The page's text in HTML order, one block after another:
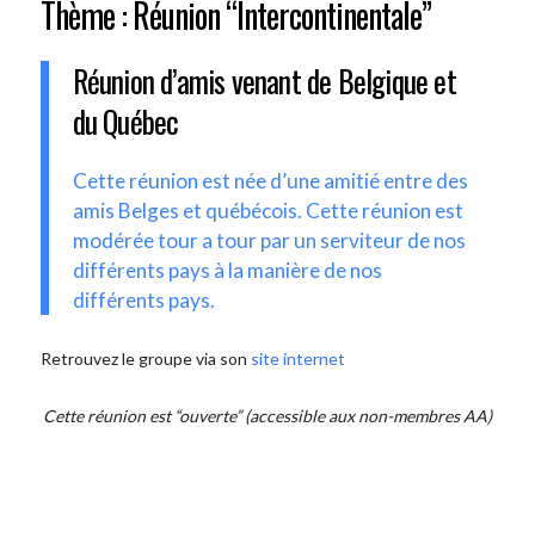
Thème : Réunion “Intercontinentale”
Réunion d’amis venant de Belgique et
du Québec
Cette réunion est née d’une amitié entre des
amis Belges et québécois. Cette réunion est
modérée tour a tour par un serviteur de nos
différents pays à la manière de nos
différents pays.
Retrouvez le groupe via son site internet
Cette réunion est “ouverte” (accessible aux non-membres AA)